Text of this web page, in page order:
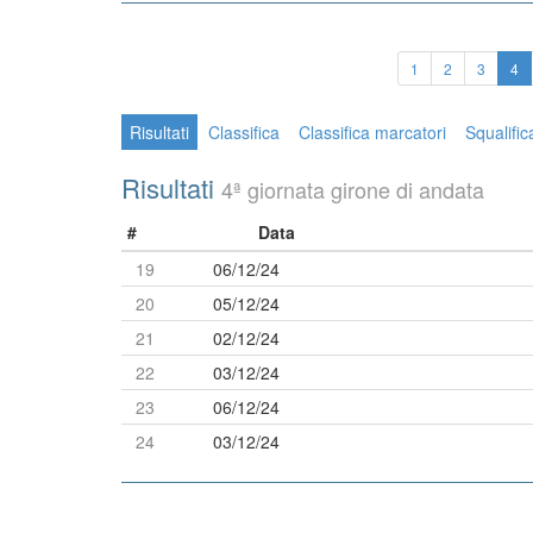
1 2 3 4
Risultati Classifica Classifica marcatori
Risultati 4ª giornata girone di andata
# Data
19
06/12/24
20
05/12/24
21
02/12/24
22
03/12/24
23
06/12/24
24
03/12/24